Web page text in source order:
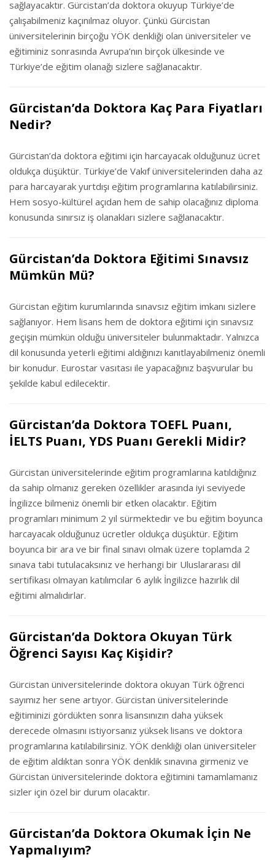
sağlayacaktır. Gürcistan’da doktora okuyup Türkiye’de
çalışabilmeniz kaçınılmaz oluyor. Çünkü Gürcistan
üniversitelerinin birçoğu YÖK denkliği olan üniversiteler ve
eğitiminiz sonrasında Avrupa’nın birçok ülkesinde ve
Türkiye’de eğitim olanağı sizlere sağlanacaktır.
Gürcistan’da Doktora Kaç Para Fiyatları
Nedir?
Gürcistan’da doktora eğitimi için harcayacak olduğunuz ücret
oldukça düşüktür. Türkiye’de Vakıf üniversitelerinden daha az
para harcayarak yurtdışı eğitim programlarına katılabilirsiniz.
Hem sosyo-kültürel açıdan hem de sahip olacağınız diploma
konusunda sınırsız iş olanakları sizlere sağlanacaktır.
Gürcistan’da Doktora Eğitimi Sınavsız
Mümkün Mü?
Gürcistan eğitim kurumlarında sınavsız eğitim imkanı sizlere
sağlanıyor. Hem lisans hem de doktora eğitimi için sınavsız
geçişin mümkün olduğu üniversiteler bulunmaktadır. Yalnızca
dil konusunda yeterli eğitimi aldığınızı kanıtlayabilmeniz önemli
bir konudur. Eurostar vasıtası ile yapacağınız başvurular bu
şekilde kabul edilecektir.
Gürcistan’da Doktora TOEFL Puanı,
İELTS Puanı, YDS Puanı Gerekli Midir?
Gürcistan üniversitelerinde eğitim programlarına katıldığınız
da sahip olmanız gereken özellikler arasında iyi seviyede
İngilizce bilmeniz önemli bir etken olacaktır. Eğitim
programları minimum 2 yıl sürmektedir ve bu eğitim boyunca
harcayacak olduğunuz ücretler oldukça düşüktür. Eğitim
boyunca bir ara ve bir final sınavı olmak üzere toplamda 2
sınava tabi tutulacaksınız ve herhangi bir Uluslararası dil
sertifikası olmayan katılımcılar 6 aylık İngilizce hazırlık dil
eğitimi almalıdırlar.
Gürcistan’da Doktora Okuyan Türk
Öğrenci Sayısı Kaç Kişidir?
Gürcistan üniversitelerinde doktora okuyan Türk öğrenci
sayımız her sene artıyor. Gürcistan üniversitelerinde
eğitiminizi gördükten sonra lisansınızın daha yüksek
derecede olmasını istiyorsanız yüksek lisans ve doktora
programlarına katılabilirsiniz. YÖK denkliği olan üniversiteler
de eğitim aldıktan sonra YÖK denklik sınavına girmeniz ve
Gürcistan üniversitelerinde doktora eğitimini tamamlamanız
sizler için özel bir durum olacaktır.
Gürcistan’da Doktora Okumak İçin Ne
Yapmalıyım?